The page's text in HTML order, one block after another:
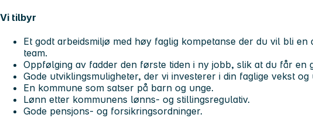
Vi tilbyr
Et godt arbeidsmiljø med høy faglig kompetanse der du vil bli en
team.
Oppfølging av fadder den første tiden i ny jobb, slik at du får en
Gode utviklingsmuligheter, der vi investerer i din faglige vekst og
En kommune som satser på barn og unge.
Lønn etter kommunens lønns- og stillingsregulativ.
Gode pensjons- og forsikringsordninger.